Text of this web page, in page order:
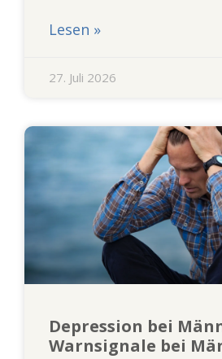
Lesen »
27. Juli 2026
Depression bei
Warnsignale bei